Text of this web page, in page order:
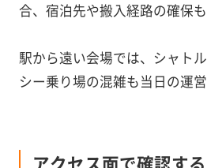
合、宿泊先や搬入経路の確保も
駅から遠い会場では、シャト
シー乗り場の混雑も当日の運営
アクセス面で確認す